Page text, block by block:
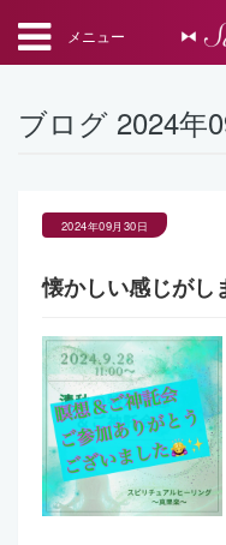
メニュー
ブログ 2024年
2024年09月30日
懐かしい感じがし